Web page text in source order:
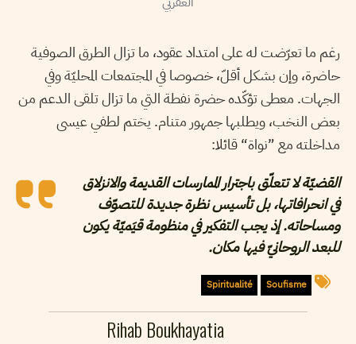
رغم ما تعرّضت له على امتداد عقود، ما تزال الطرق الصوفية
حاضرة، وإن بشكل أقلّ، خصوصا في المجتمعات المحليّة وفي
الجهات. معطى تؤكّده حضرة نفطة التي ما تزال تلقى الدعم من
بعض النخب، ويطلبها جمهور متنام. يختم لطفي عيسى
مداخلته مع ”نواة“ قائلا:
القضيّة لا تتعلّق باجترار الممارسات القديمة والانزلاق
في انحرافاتها، بل تأسيس نظرة جديدة للتصوّف
ومساحاته. إذ يجب التفكير في منظومة قيَميّة يكون
للبعد الروحانيّ فيها مكان.
Soufisme
Spiritualité
Rihab Boukhayatia